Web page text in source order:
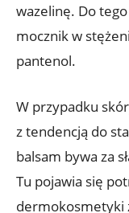
wazelinę. Do
mocznik w
pantenol.
W przypadku
z tendencją do
balsam bywa za
Tu pojawia się
dermokosmetyki